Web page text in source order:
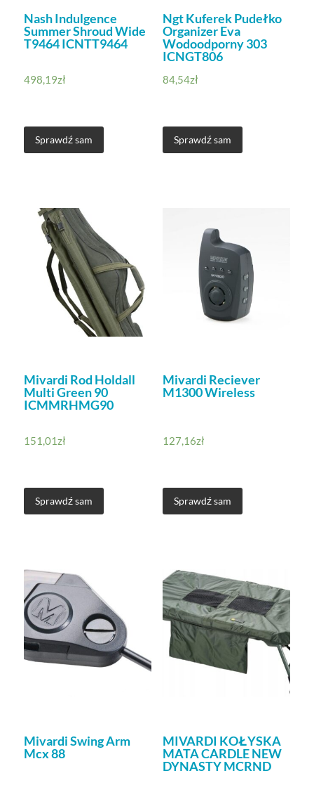
Nash Indulgence
Summer Shroud Wide
T9464 ICNTT9464
498,19zł
Sprawdź sam
Ngt Kuferek Pudełko
Organizer Eva
Wodoodporny 303
ICNGT806
84,54zł
Sprawdź sam
Mivardi Rod Holdall
Multi Green 90
ICMMRHMG90
151,01zł
Sprawdź sam
Mivardi Reciever
M1300 Wireless
127,16zł
Sprawdź sam
Mivardi Swing Arm
Mcx 88
MIVARDI KOŁYSKA
MATA CARDLE NEW
DYNASTY MCRND